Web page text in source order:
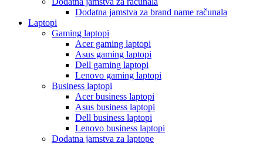
Dodatna jamstva za brand name računala
Laptopi
Gaming laptopi
Acer gaming laptopi
Asus gaming laptopi
Dell gaming laptopi
Lenovo gaming laptopi
Business laptopi
Acer business laptopi
Asus business laptopi
Dell business laptopi
Lenovo business laptopi
Dodatna jamstva za laptope